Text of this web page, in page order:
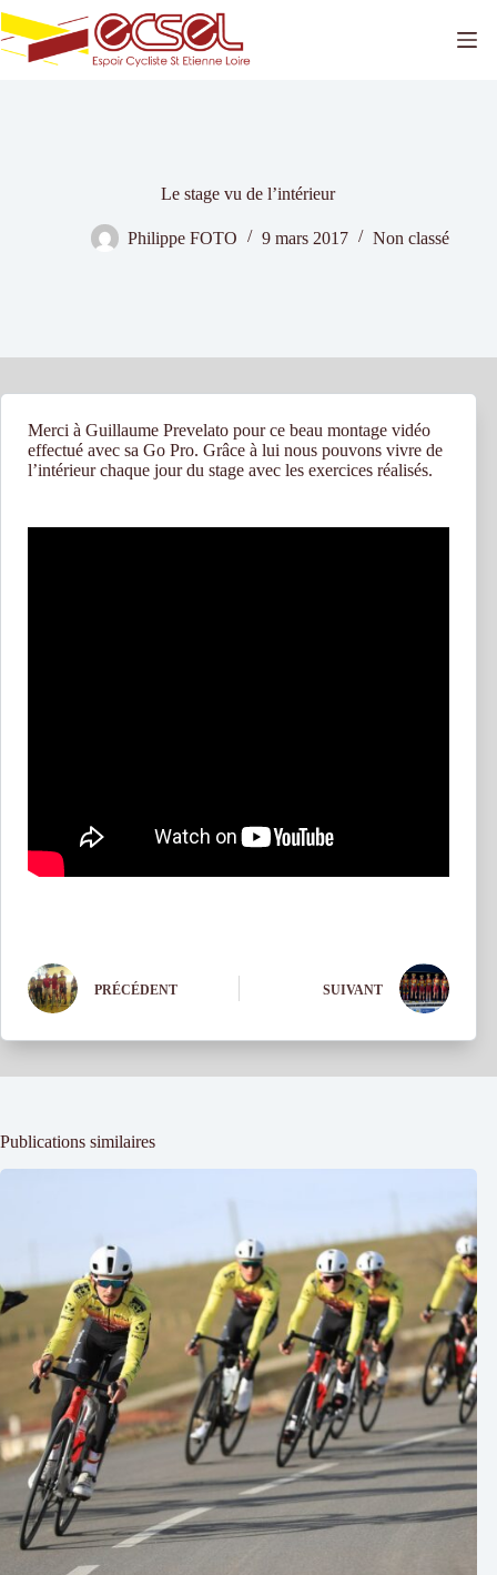
Passer
au
contenu
Le stage vu de l’intérieur
Philippe FOTO 9 mars 2017 Non classé
Merci à Guillaume Prevelato pour ce beau montage vidéo
effectué avec sa Go Pro. Grâce à lui nous pouvons vivre de
l’intérieur chaque jour du stage avec les exercices réalisés.
PRÉCÉDENT SUIVANT
Publications similaires